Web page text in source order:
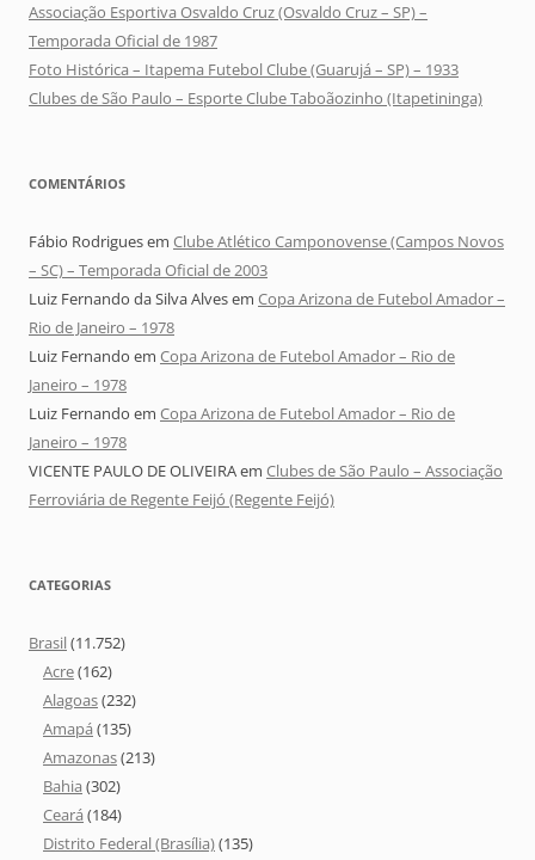
Associação Esportiva Osvaldo Cruz (Osvaldo Cruz – SP) –
Temporada Oficial de 1987
Foto Histórica – Itapema Futebol Clube (Guarujá – SP) – 1933
Clubes de São Paulo – Esporte Clube Taboãozinho (Itapetininga)
COMENTÁRIOS
Fábio Rodriguesem Clube Atlético Camponovense (Campos Novos
– SC) – Temporada Oficial de 2003
Luiz Fernando da Silva Alvesem Copa Arizona de Futebol Amador –
Rio de Janeiro – 1978
Luiz Fernando em Copa Arizona de Futebol Amador – Rio de
Janeiro – 1978
Luiz Fernando em Copa Arizona de Futebol Amador – Rio de
Janeiro – 1978
VICENTE PAULO DE OLIVEIRAem Clubes de São Paulo – Associação
Ferroviária de Regente Feijó (Regente Feijó)
CATEGORIAS
Brasil(11.752)
Acre(162)
Alagoas(232)
Amapá (135)
Amazonas(213)
Bahia (302)
Ceará (184)
Distrito Federal (Brasília)(135)